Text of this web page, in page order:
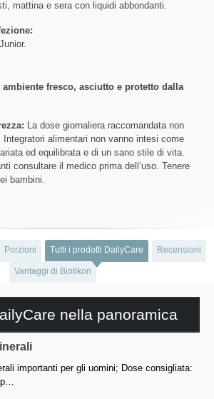
mattina e sera con liquidi abbondanti.
fresco, asciutto e protetto dalla
La dose giornaliera raccomandata non
alimentari non vanno intesi come
ed equilibrata e di un sano stile di vita.
consultare il medico prima dell‘uso. Tenere
bambini.
Porzioni Tutti i prodotti DailyCare Recensioni
Vantaggi di Biotikon
nella panoramica
importanti per gli uomini; Dose consigliata: